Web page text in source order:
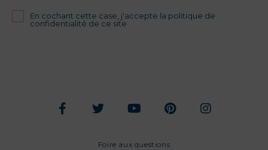
En cochant cette case, j'accepte la politique de
confidentialité de ce site
Foire aux questions